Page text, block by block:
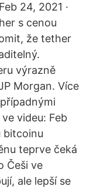
24, 2021 ·
s cenou
že tether
výrazně
Morgan. Více
videu: Feb
bitcoinu
teprve čeká
Češi ve
ale lepší se